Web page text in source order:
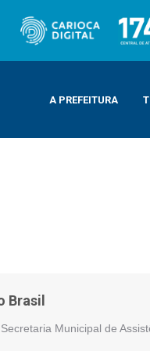
A PREFEITURA
Brasil
Brasil
Municipal de